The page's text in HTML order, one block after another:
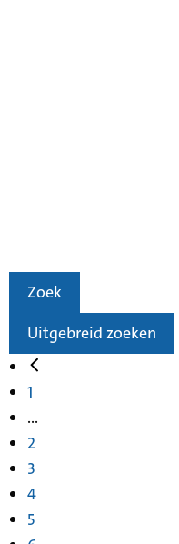
Zoek
Uitgebreid zoeken
1
...
2
3
4
5